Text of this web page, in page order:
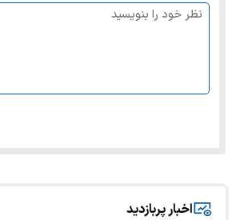
اخبار پربازدید